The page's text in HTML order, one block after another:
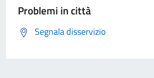
Problemi in città
Segnala disservizio